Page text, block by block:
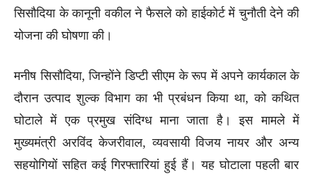
सिसौदिया के कानूनी वकील ने फैसले को हाईकोर्ट में चुनौती देने की
योजना की घोषणा की।
मनीष सिसौदिया, जिन्होंने डिप्टी सीएम के रूप में अपने कार्यकाल के
दौरान उत्पाद शुल्क विभाग का भी प्रबंधन किया था, को कथित
घोटाले में एक प्रमुख संदिग्ध माना जाता है। इस मामले में
मुख्यमंत्री अरविंद केजरीवाल, व्यवसायी विजय नायर और अन्य
सहयोगियों सहित कई गिरफ्तारियां हुई हैं। यह घोटाला पहली बार